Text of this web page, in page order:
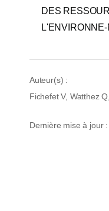
DES
Auteur(s) :
Fichefet V, Watthez
Dernière mise à jour